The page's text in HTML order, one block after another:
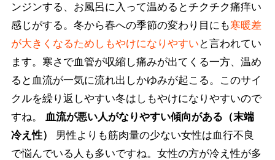
ンジンする、お風呂に入って温めるとチクチク痛痒い
感じがする。冬から春への季節の変わり目にも寒暖差
が大きくなるためしもやけになりやすい と言われてい
ます。寒さで血管が収縮し痛みが出てくる一方、温め
ると血流が一気に流れ出しかゆみが起こる。このサイ
クルを繰り返しやすい冬はしもやけになりやすいので
すね。 血流が悪い人がなりやすい傾向がある（末端
冷え性）
男性よりも筋肉量の少ない女性は血行不良
で悩んでいる人も多いですね。女性の方が冷え性が多